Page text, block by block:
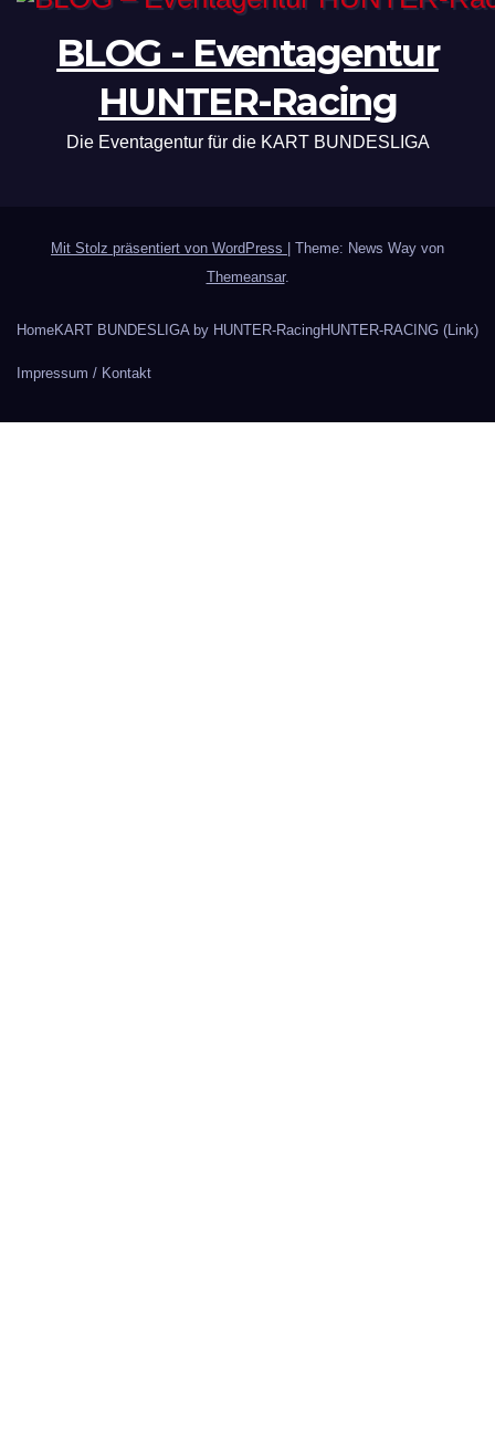
BLOG - Eventagentur
HUNTER-Racing
Die Eventagentur für die KART BUNDESLIGA
Mit Stolz präsentiert von WordPress | Theme: News Way von
Themeansar.
HomeKART BUNDESLIGA by HUNTER-RacingHUNTER-RACING (Link)
Impressum / Kontakt